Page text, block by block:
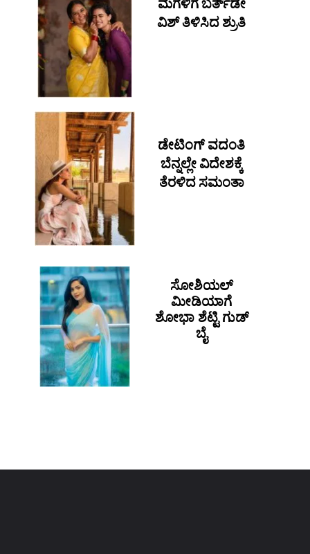
ಡೇಟಿಂಗ್ ವದಂತಿ
ಬೆನ್ನಲ್ಲೇ ವಿದೇಶಕ್ಕೆ
ತೆರಳಿದ ಸಮಂತಾ
ಸೋಶಿಯಲ್
ಮೀಡಿಯಾಗೆ
ಶೋಭಾ ಶೆಟ್ಟಿ ಗುಡ್​
ಬೈ
ಮಗಳಿಗೆ ಬರ್ತ್​ಡೇ
ವಿಶ್ ತಿಳಿಸಿದ ಶ್ರುತಿ